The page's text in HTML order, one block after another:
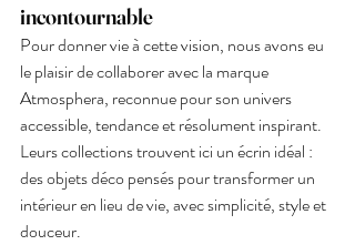
incontournable
Pour donner vie à cette vision, nous avons eu
le plaisir de collaborer avec la marque
Atmosphera, reconnue pour son univers
accessible, tendance et résolument inspirant.
Leurs collections trouvent ici un écrin idéal :
des objets déco pensés pour transformer un
intérieur en lieu de vie, avec simplicité, style et
douceur.